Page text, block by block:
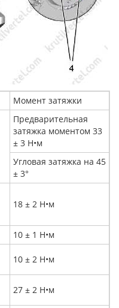
Момент затяжки
Предварительная
затяжка моментом 33
± 3 Н•м
Угловая затяжка на 45
± 3°
18 ± 2 Н•м
10 ± 1 Н•м
10 ± 2 Н•м
27 ± 2 Н•м